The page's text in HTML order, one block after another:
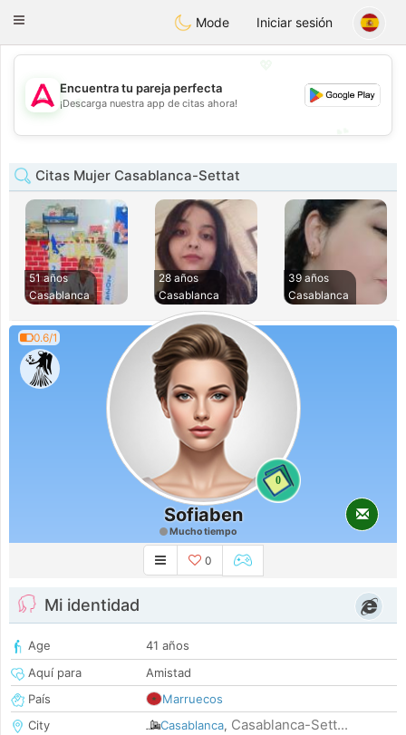
Tantôt
Toggle
Mode Iniciar sesión
💖
💕
Encuentra tu pareja perfecta
¡Descarga nuestra app de citas ahora!
Citas Mujer Casablanca-Settat
51 años
Casablanca
28 años
Casablanca
39 años
Casablanca
0.6/1
0
Sofiaben
Mucho tiempo
0
Mi identidad
Age
41 años
Aquí para
Amistad
País
Marruecos
City
Casablanca, Casablanca-Sett...